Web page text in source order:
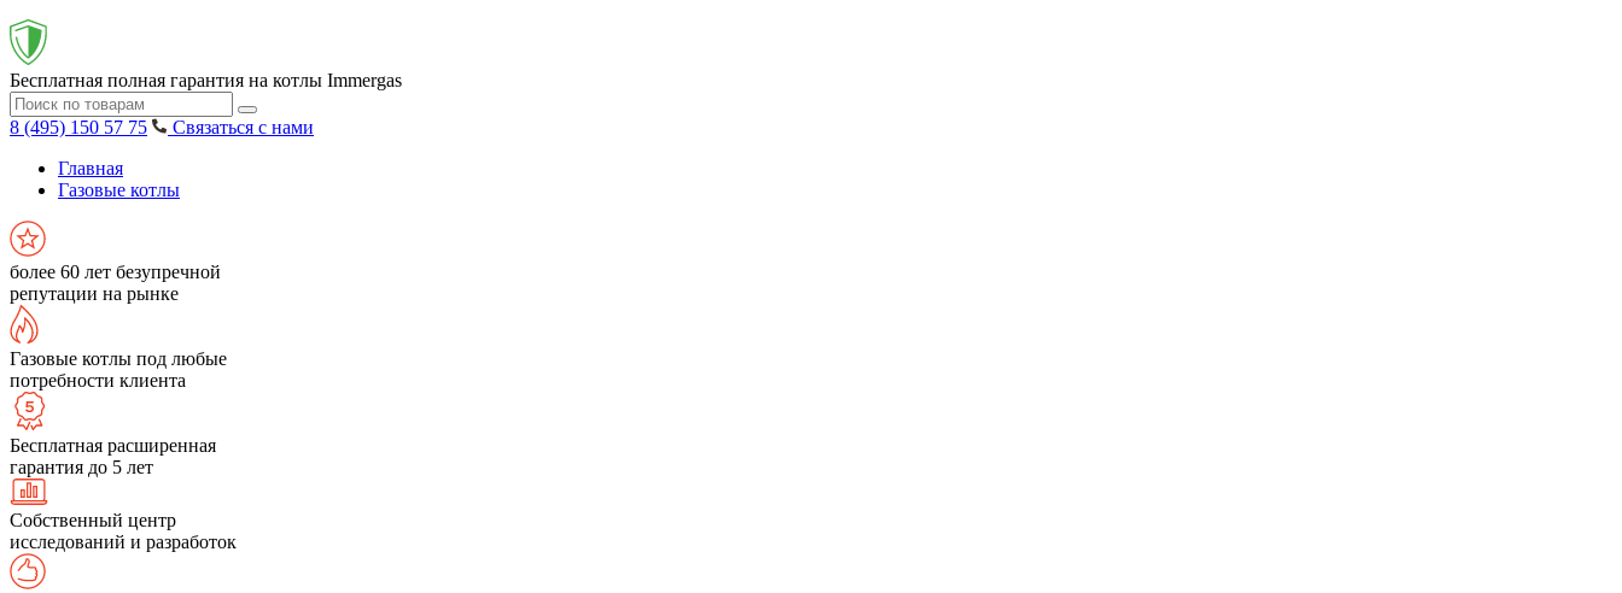
Бесплатная полная гарантия на котлы Immergas
8 (495) 150 57 75
Связаться с нами
Главная
Газовые котлы
более 60 лет безупречной
репутации на рынке
Газовые котлы под любые
потребности клиента
Бесплатная расширенная
гарантия до 5 лет
Собственный центр
исследований и разработок